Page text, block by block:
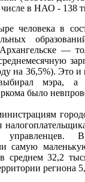
в НАО - 138
человека в
—
на 36,5%). Это
мэра, а
было
самую
среднем 32,2
региона